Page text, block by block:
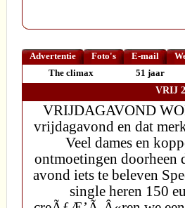
Advertentie Foto's E-mail
The climax
51 jaar
VRIJ
VRIJDAGAVOND
vrijdagavond en dat
Veel dames en
ontmoetingen doorheen
avond iets te beleven
single heren 150